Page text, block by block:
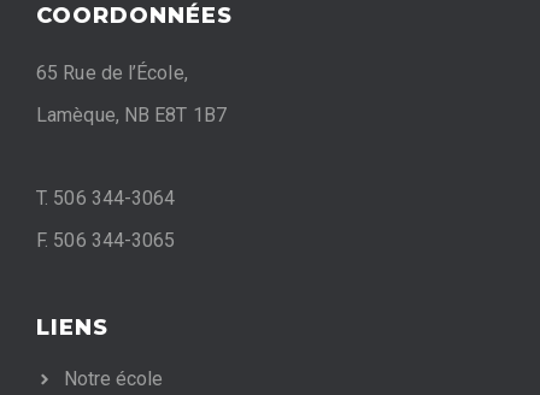
COORDONNÉES
65 Rue de l’École,
Lamèque, NB E8T 1B7
T. 506 344-3064
F. 506 344-3065
LIENS
Notre école